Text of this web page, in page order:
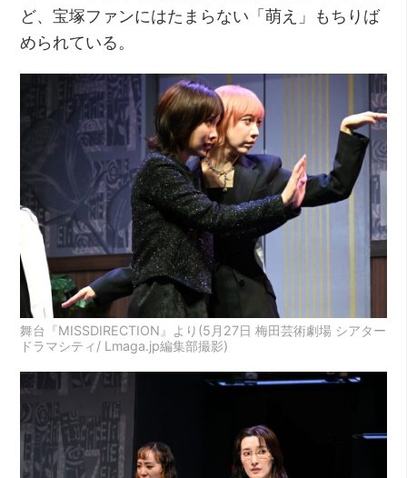
ど、宝塚ファンにはたまらない「萌え」もちりば
められている。
舞台『MISSDIRECTION』より(5月27日 梅田芸術劇場 シアター
ドラマシティ/ Lmaga.jp編集部撮影)